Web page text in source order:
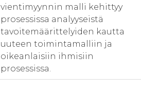
vientimyynnin malli kehittyy
prosessissa analyyseistä
tavoitemäärittelyiden kautta
uuteen toimintamalliin ja
oikeanlaisiin ihmisiin
prosessissa.